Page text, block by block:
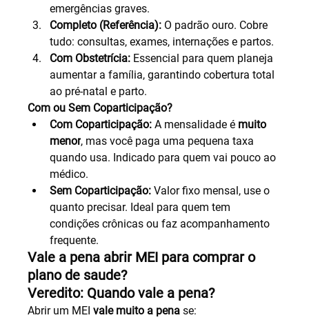
emergências graves.
Completo (Referência): O padrão ouro. Cobre
tudo: consultas, exames, internações e partos.
Com Obstetrícia: Essencial para quem planeja
aumentar a família, garantindo cobertura total
ao pré-natal e parto.
Com ou Sem Coparticipação?
Com Coparticipação: A mensalidade é muito
menor, mas você paga uma pequena taxa
quando usa. Indicado para quem vai pouco ao
médico.
Sem Coparticipação: Valor fixo mensal, use o
quanto precisar. Ideal para quem tem
condições crônicas ou faz acompanhamento
frequente.
Vale a pena abrir MEI para comprar o
plano de saude?
Veredito: Quando vale a pena?
Abrir um MEI vale muito a pena se: